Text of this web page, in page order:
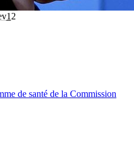
1 2
de santé de la Commission